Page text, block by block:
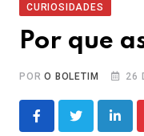
CURIOSIDADES
Por que
PORO BOLETIM 26